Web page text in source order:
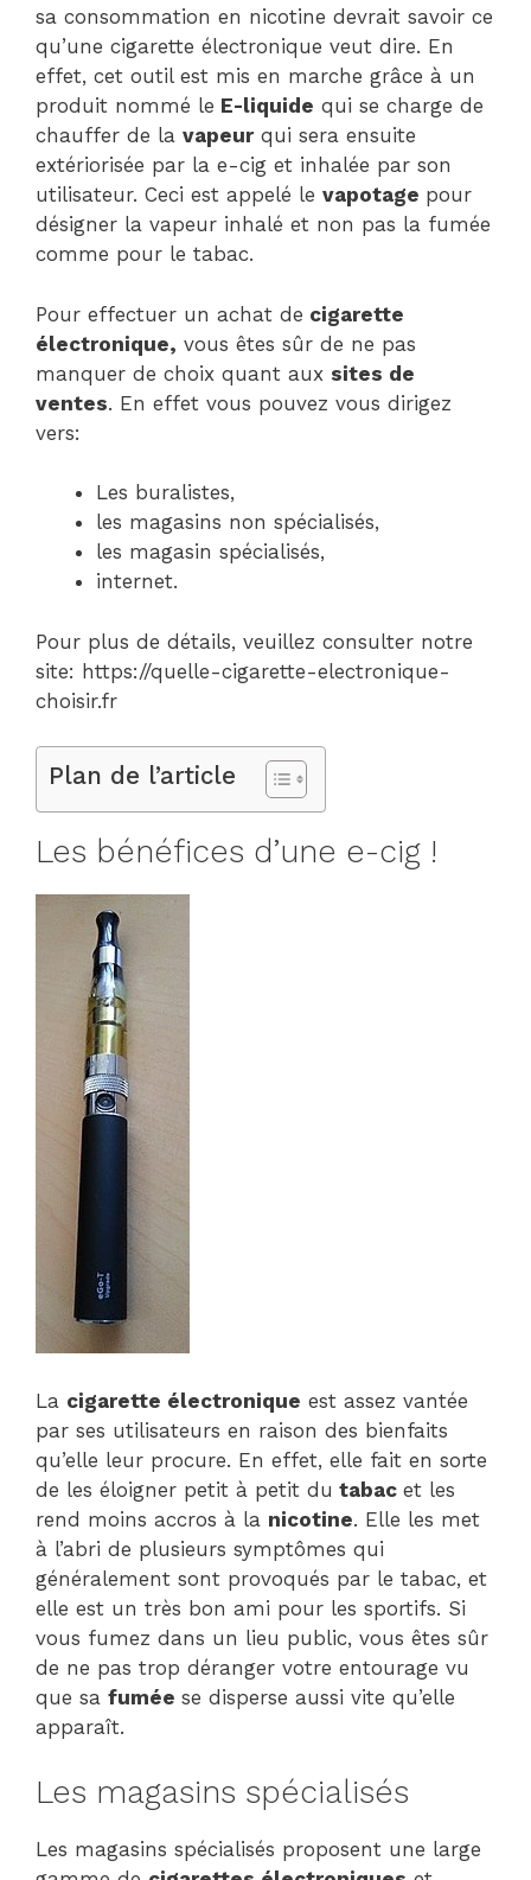
sa consommation en nicotine devrait savoir ce
qu’une cigarette électronique veut dire. En
effet, cet outil est mis en marche grâce à un
produit nommé le E-liquide qui se charge de
chauffer de la vapeurqui sera ensuite
extériorisée par la e-cig et inhalée par son
utilisateur. Ceci est appelé le vapotage pour
désigner la vapeur inhalé et non pas la fumée
comme pour le tabac.
Pour effectuer un achat de cigarette
électronique, vous êtes sûr de ne pas
manquer de choix quant aux sites de
ventes. En effet vous pouvez vous dirigez
vers:
Les buralistes,
les magasins non spécialisés,
les magasin spécialisés,
internet.
Pour plus de détails, veuillez consulter notre
site: https://quelle-cigarette-electronique-
choisir.fr
Plan de l’article
Les bénéfices d’une e-cig !
La cigarette électronique est assez vantée
par ses utilisateurs en raison des bienfaits
qu’elle leur procure. En effet, elle fait en sorte
de les éloigner petit à petit du tabac et les
rend moins accros à la nicotine. Elle les met
à l’abri de plusieurs symptômes qui
généralement sont provoqués par le tabac, et
elle est un très bon ami pour les sportifs. Si
vous fumez dans un lieu public, vous êtes sûr
de ne pas trop déranger votre entourage vu
que sa fumée se disperse aussi vite qu’elle
apparaît.
Les magasins spécialisés
Les magasins spécialisés proposent une large